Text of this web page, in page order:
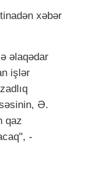
xəbər
əlaqədar
işlər
Ə.
qaz
-